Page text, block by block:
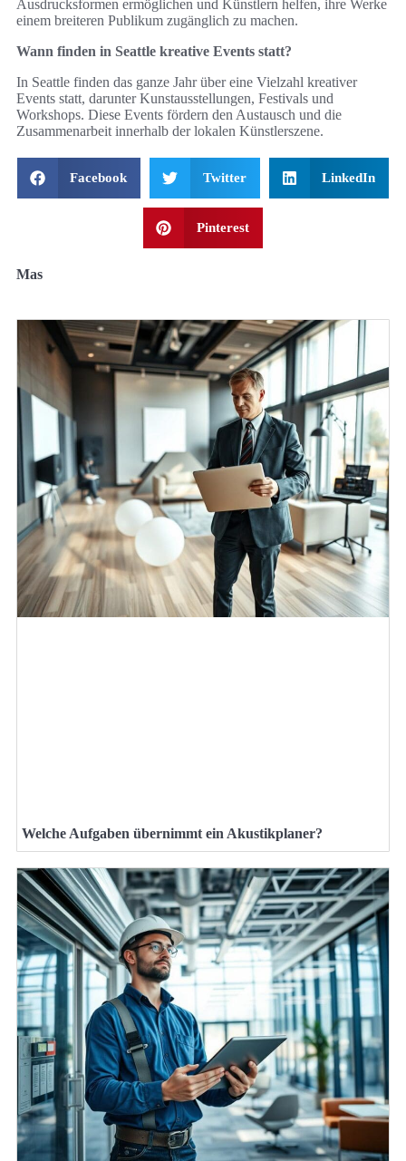
Ausdrucksformen ermöglichen und Künstlern helfen, ihre Werke
einem breiteren Publikum zugänglich zu machen.
Wann finden in Seattle kreative Events statt?
In Seattle finden das ganze Jahr über eine Vielzahl kreativer
Events statt, darunter Kunstausstellungen, Festivals und
Workshops. Diese Events fördern den Austausch und die
Zusammenarbeit innerhalb der lokalen Künstlerszene.
Facebook Twitter LinkedIn
Pinterest
Mas
Welche Aufgaben übernimmt ein Akustikplaner?